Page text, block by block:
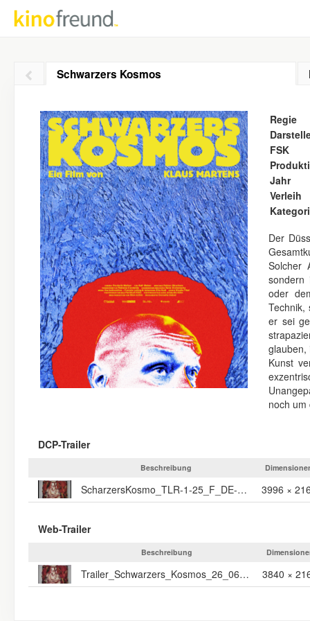
Schwarzers Kosmos
Regie
FSK
Jahr
Verleih
Der
Solcher
sondern
oder
Technik,
er sei
glauben,
Kunst
noch
DCP-Trailer
Beschreibung
ScharzersKosmo_TLR-1-25_F_DE-XX_20_4K_20260701_SMPTE_OV 3996 ×
Web-Trailer
Beschreibung
Trailer_Schwarzers_Kosmos_26_06_29_UHD_h264 3840 ×